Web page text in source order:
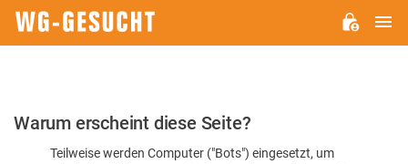
Bitte
Warum erscheint diese Seite?
Teilweise werden Computer ("Bots") eingesetzt, um